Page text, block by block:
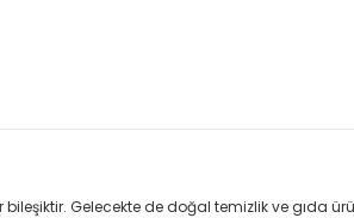
Gelecekte de doğal temizlik ve gıda